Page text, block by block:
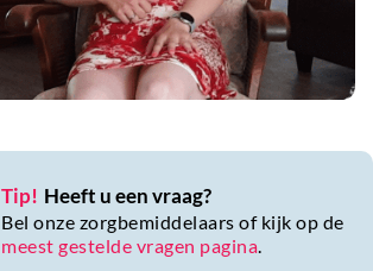
Tip! Heeft u een vraag?
Bel onze zorgbemiddelaars of kijk op de
meest gestelde vragen pagina.